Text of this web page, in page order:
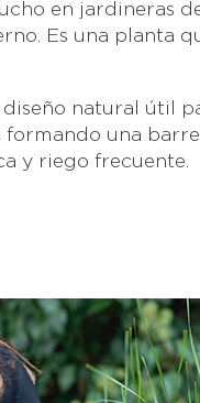
en jardineras
Es una planta
natural útil
formando una
y riego frecuente.